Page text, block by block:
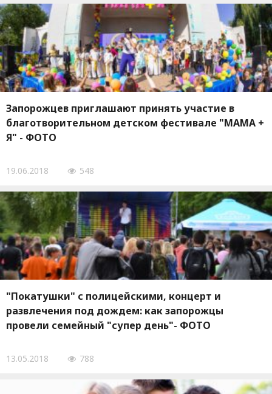
Запорожцев приглашают принять участие в
благотворительном детском фестивале "МАМА +
Я" - ФОТО
19.06.2018 548
"Покатушки" с полицейскими, концерт и
развлечения под дождем: как запорожцы
провели семейный "супер день"- ФОТО
13.05.2018 788